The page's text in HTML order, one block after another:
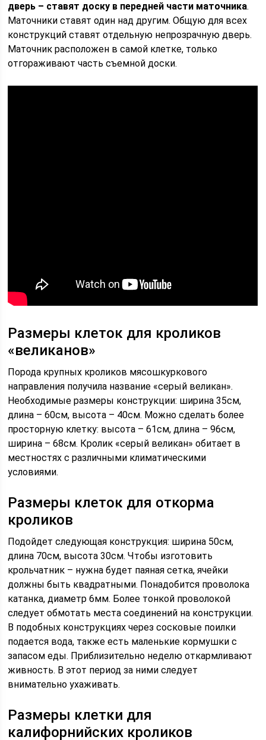
дверь – ставят доску в передней части маточника.
Маточники ставят один над другим. Общую для всех
конструкций ставят отдельную непрозрачную дверь.
Маточник расположен в самой клетке, только
отгораживают часть съемной доски.
Размеры клеток для кроликов
«великанов»
Порода крупных кроликов мясошкуркового
направления получила название «серый великан».
Необходимые размеры конструкции: ширина 35см,
длина – 60см, высота – 40см. Можно сделать более
просторную клетку: высота – 61см, длина – 96см,
ширина – 68см. Кролик «серый великан» обитает в
местностях с различными климатическими
условиями.
Размеры клеток для откорма
кроликов
Подойдет следующая конструкция: ширина 50см,
длина 70см, высота 30см. Чтобы изготовить
крольчатник – нужна будет паяная сетка, ячейки
должны быть квадратными. Понадобится проволока
катанка, диаметр 6мм. Более тонкой проволокой
следует обмотать места соединений на конструкции.
В подобных конструкциях через сосковые поилки
подается вода, также есть маленькие кормушки с
запасом еды. Приблизительно неделю откармливают
живность. В этот период за ними следует
внимательно ухаживать.
Размеры клетки для
калифорнийских кроликов